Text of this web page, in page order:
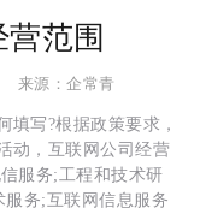
范围
来源：企常青
写?根据政策要求，
动，互联网公司经营
服务;工程和技术研
务;互联网信息服务